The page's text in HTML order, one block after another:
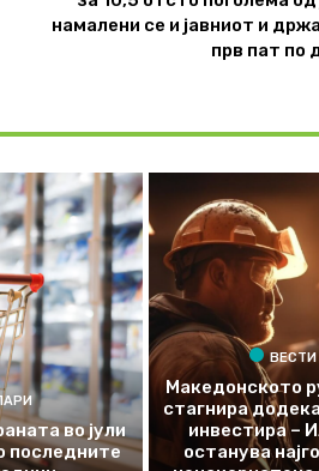
намалени се и јавниот и
прв пат по
во јули
последните
ВЕСТИ
Македонското
стагнира
инвестира –
останува